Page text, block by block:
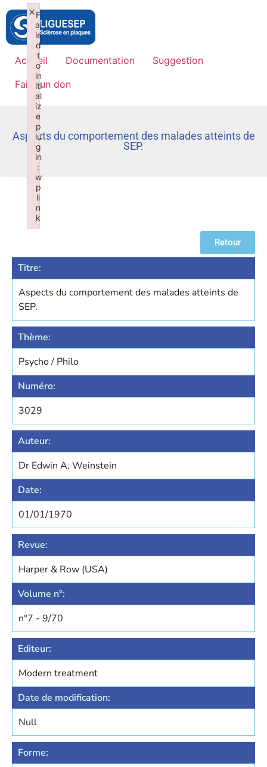
Accueil Documentation
Suggestion
Faire un don
Aspects du comportement des malades atteints de
SEP.
Retour
Titre:
Aspects du comportement des malades atteints de
SEP.
Thème:
Psycho / Philo
Numéro:
3029
Auteur:
Dr Edwin A. Weinstein
Date:
01/01/1970
Revue:
Harper & Row (USA)
Volume n°:
n°7 - 9/70
Editeur:
Modern treatment
Date de modification:
Null
Forme:
F
ai
le
d
t
o
in
iti
al
iz
e
p
lu
g
in
:
w
p
li
n
k
×
Failed to initialize plugin: wplink